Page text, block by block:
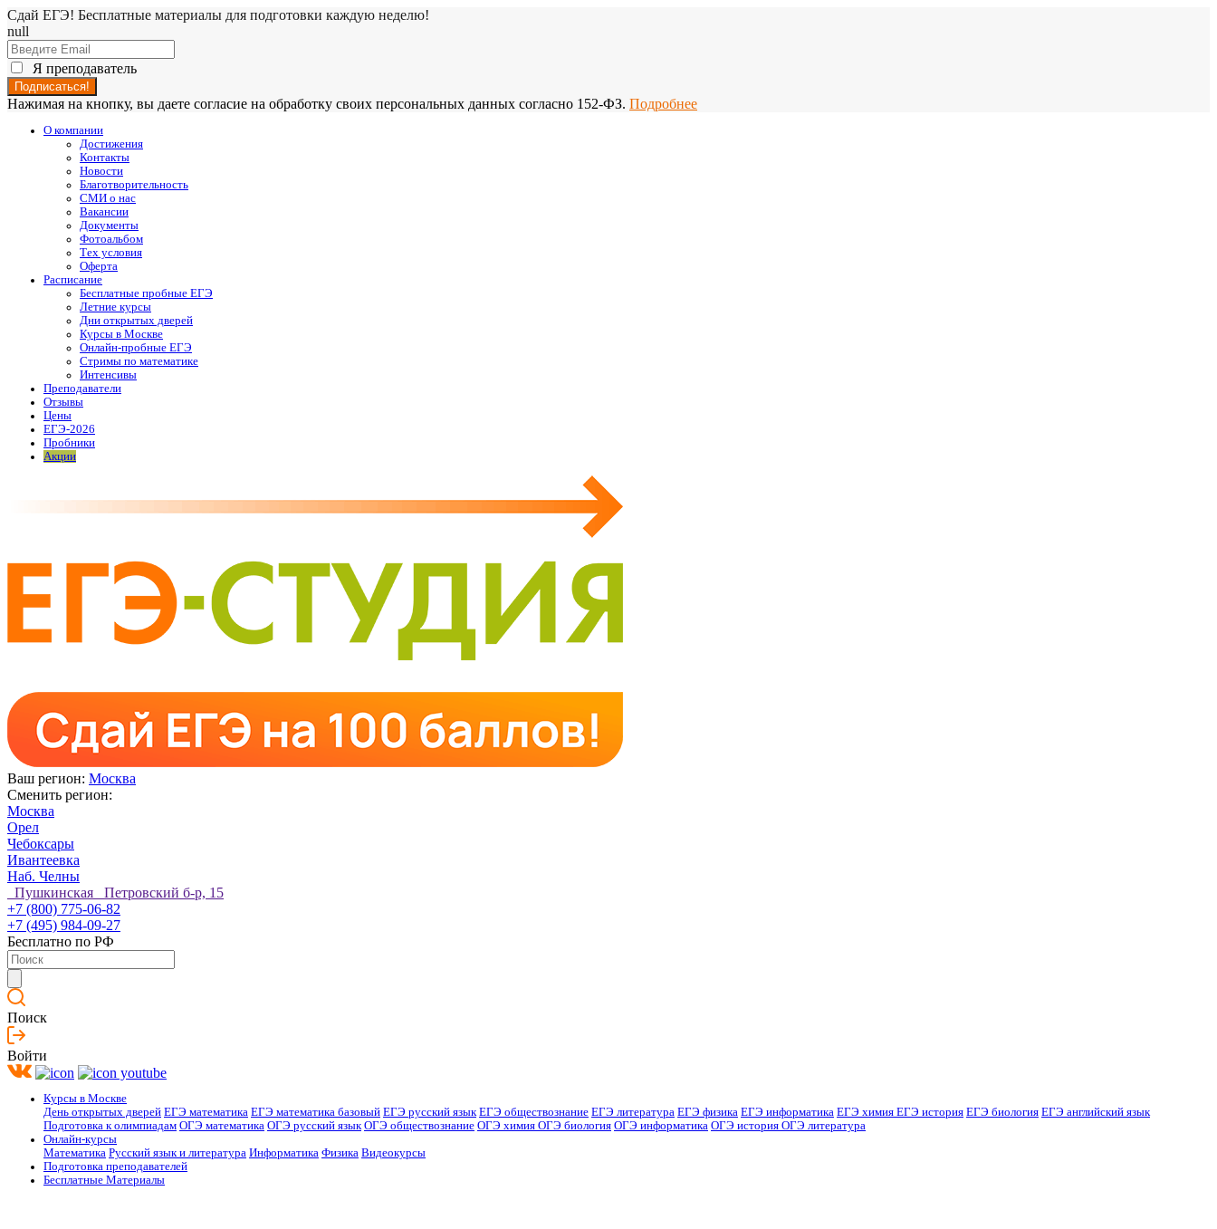
Сдай ЕГЭ! Бесплатные материалы для подготовки каждую неделю!
null
Я преподаватель
Нажимая на кнопку, вы даете согласие на обработку своих персональных данных согласно 152-ФЗ. Подробнее
О компании
Достижения
Контакты
Новости
Благотворительность
СМИ о нас
Вакансии
Документы
Фотоальбом
Тех условия
Оферта
Расписание
Бесплатные пробные ЕГЭ
Летние курсы
Дни открытых дверей
Курсы в Москве
Онлайн-пробные ЕГЭ
Стримы по математике
Интенсивы
Преподаватели
Отзывы
Цены
ЕГЭ-2026
Пробники
Акции
Ваш регион: Москва
Сменить регион:
Москва
Орел
Чебоксары
Ивантеевка
Наб. Челны
Пушкинская Петровский б-р, 15
+7 (800) 775-06-82
+7 (495) 984-09-27
Бесплатно по РФ
Поиск
Войти
Курсы в Москве
День открытых дверей ЕГЭ математика ЕГЭ математика базовый ЕГЭ русский язык ЕГЭ обществознание ЕГЭ литература ЕГЭ физика ЕГЭ информатика ЕГЭ химия ЕГЭ история ЕГЭ биология ЕГЭ английский язык
Подготовка к олимпиадам ОГЭ математика ОГЭ русский язык ОГЭ обществознание ОГЭ химия ОГЭ биология ОГЭ информатика ОГЭ история ОГЭ литература
Онлайн-курсы
Математика Русский язык и литература Информатика Физика Видеокурсы
Подготовка преподавателей
Бесплатные Материалы